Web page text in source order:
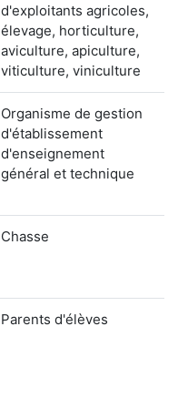
d'exploitants agricoles,
élevage, horticulture,
aviculture, apiculture,
viticulture, viniculture
Organisme de gestion
d'établissement
d'enseignement
général et technique
Chasse
Parents d'élèves